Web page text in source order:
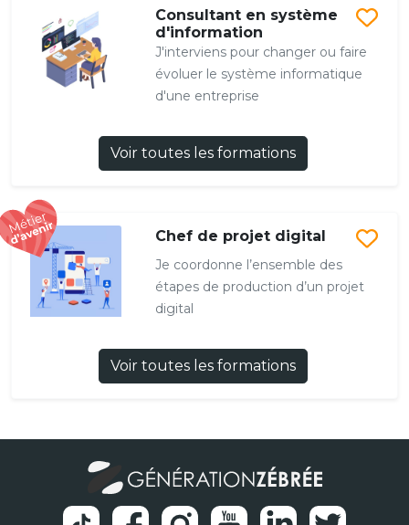
Consultant en système
d'information
J'interviens pour changer ou faire
évoluer le système informatique
d'une entreprise
Voir toutes les formations
Chef de projet digital
Je coordonne l’ensemble des
étapes de production d’un projet
digital
Voir toutes les formations